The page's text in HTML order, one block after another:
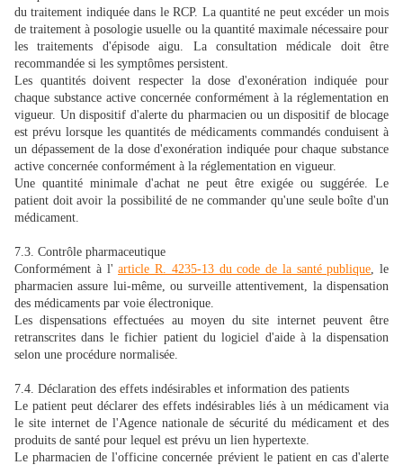
du traitement indiquée dans le RCP. La quantité ne peut excéder un mois
de traitement à posologie usuelle ou la quantité maximale nécessaire pour
les traitements d'épisode aigu. La consultation médicale doit être
recommandée si les symptômes persistent.
Les quantités doivent respecter la dose d'exonération indiquée pour
chaque substance active concernée conformément à la réglementation en
vigueur. Un dispositif d'alerte du pharmacien ou un dispositif de blocage
est prévu lorsque les quantités de médicaments commandés conduisent à
un dépassement de la dose d'exonération indiquée pour chaque substance
active concernée conformément à la réglementation en vigueur.
Une quantité minimale d'achat ne peut être exigée ou suggérée. Le
patient doit avoir la possibilité de ne commander qu'une seule boîte d'un
médicament.
7.3. Contrôle pharmaceutique
Conformément à l'article R. 4235-13 du code de la santé publique , le
pharmacien assure lui-même, ou surveille attentivement, la dispensation
des médicaments par voie électronique.
Les dispensations effectuées au moyen du site internet peuvent être
retranscrites dans le fichier patient du logiciel d'aide à la dispensation
selon une procédure normalisée.
7.4. Déclaration des effets indésirables et information des patients
Le patient peut déclarer des effets indésirables liés à un médicament via
le site internet de l'Agence nationale de sécurité du médicament et des
produits de santé pour lequel est prévu un lien hypertexte.
Le pharmacien de l'officine concernée prévient le patient en cas d'alerte